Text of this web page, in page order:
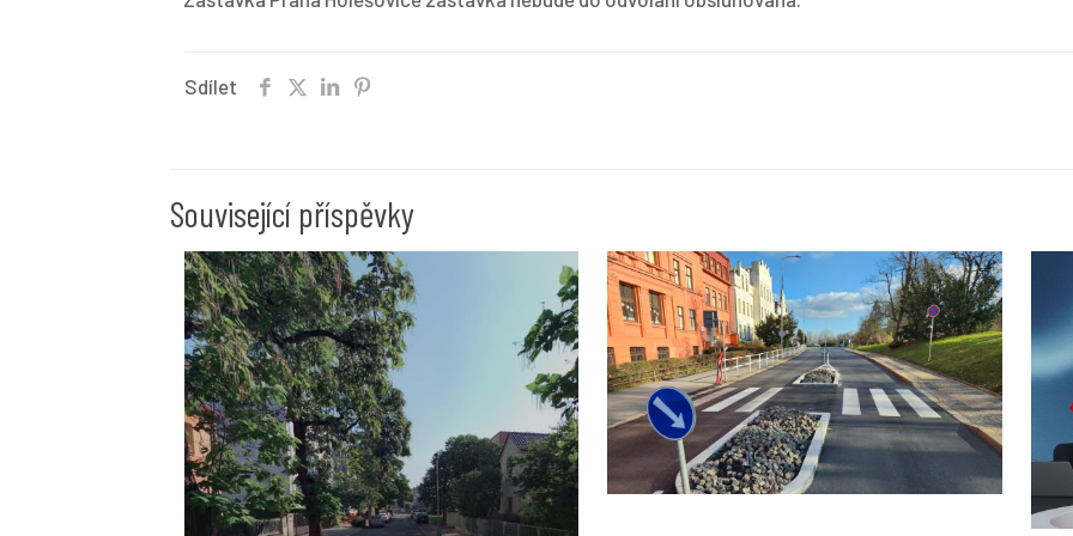
Sdílet
Související příspěvky